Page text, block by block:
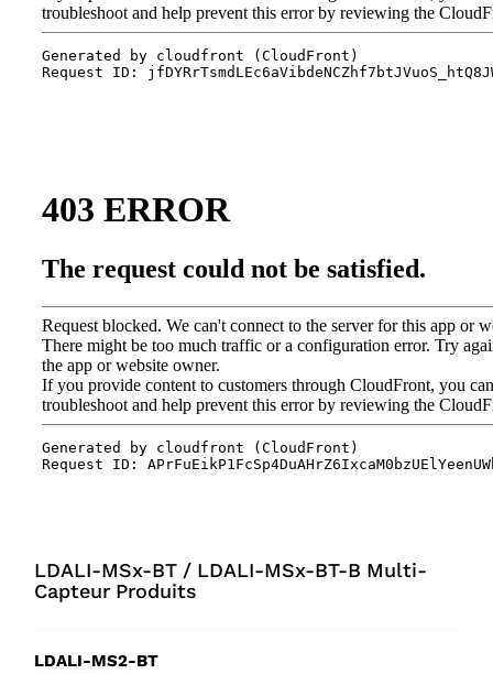
LDALI-MSx-BT / LDALI-MSx-BT-B Multi-
Capteur Produits
LDALI-MS2-BT